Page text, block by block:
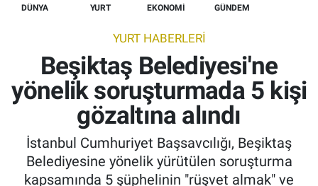
DÜNYA YURT EKONOMİ GÜNDEM
YURT HABERLERİ
Beşiktaş Belediyesi'ne
yönelik soruşturmada 5 kişi
gözaltına alındı
İstanbul Cumhuriyet Başsavcılığı, Beşiktaş
Belediyesine yönelik yürütülen soruşturma
kapsamında 5 şüphelinin "rüşvet almak" ve